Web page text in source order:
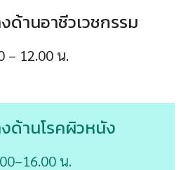
ด้านอาชีวเวชกรรม
– 12.00 น.
ด้านโรคผิวหนัง
น.